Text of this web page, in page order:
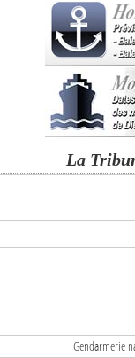
La
Gendarmerie